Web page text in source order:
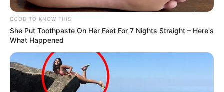
GOOD TO KNOW THIS
She Put Toothpaste On Her Feet For 7 Nights Straight – Here's
What Happened